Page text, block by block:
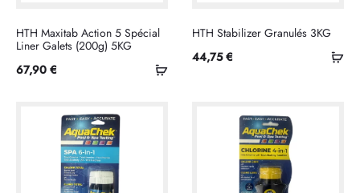
Ajouter
HTH Maxitab Action 5 Spécial
Liner Galets (200g) 5KG
67,90 €
HTH Stabilizer Granulés 3KG
44,75€